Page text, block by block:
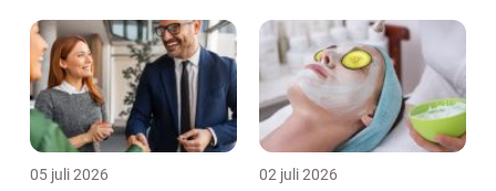
05 juli 2026 02 juli 2026